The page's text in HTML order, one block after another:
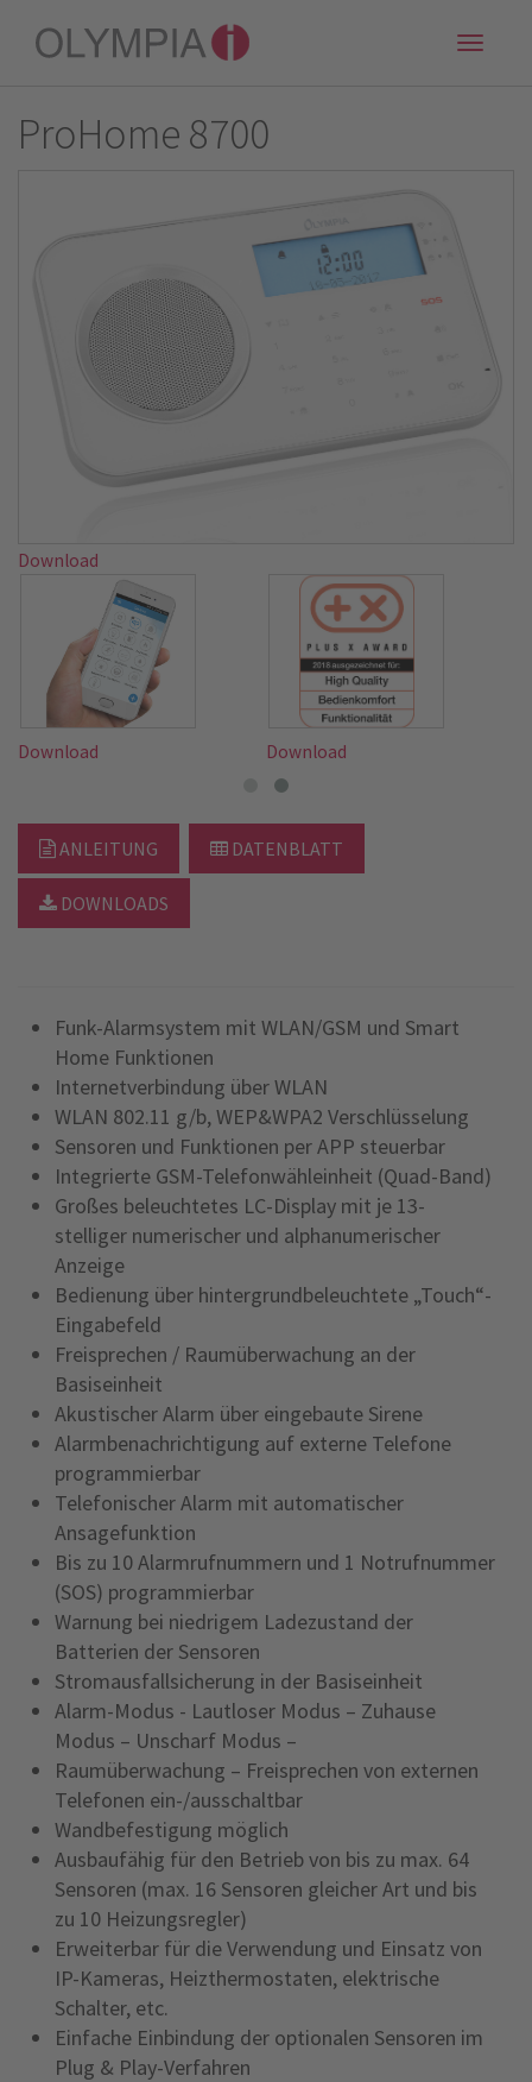
Toggle
ProHome 8700
Download
Download Download
ANLEITUNG DATENBLATT
DOWNLOADS
Funk-Alarmsystem mit WLAN/GSM und Smart
Home Funktionen
Internetverbindung über WLAN
WLAN 802.11 g/b, WEP&WPA2 Verschlüsselung
Sensoren und Funktionen per APP steuerbar
Integrierte GSM-Telefonwähleinheit (Quad-Band)
Großes beleuchtetes LC-Display mit je 13-
stelliger numerischer und alphanumerischer
Anzeige
Bedienung über hintergrundbeleuchtete „Touch“-
Eingabefeld
Freisprechen / Raumüberwachung an der
Basiseinheit
Akustischer Alarm über eingebaute Sirene
Alarmbenachrichtigung auf externe Telefone
programmierbar
Telefonischer Alarm mit automatischer
Ansagefunktion
Bis zu 10 Alarmrufnummern und 1 Notrufnummer
(SOS) programmierbar
Warnung bei niedrigem Ladezustand der
Batterien der Sensoren
Stromausfallsicherung in der Basiseinheit
Alarm-Modus - Lautloser Modus – Zuhause
Modus – Unscharf Modus –
Raumüberwachung – Freisprechen von externen
Telefonen ein-/ausschaltbar
Wandbefestigung möglich
Ausbaufähig für den Betrieb von bis zu max. 64
Sensoren (max. 16 Sensoren gleicher Art und bis
zu 10 Heizungsregler)
Erweiterbar für die Verwendung und Einsatz von
IP-Kameras, Heizthermostaten, elektrische
Schalter, etc.
Einfache Einbindung der optionalen Sensoren im
Plug & Play-Verfahren